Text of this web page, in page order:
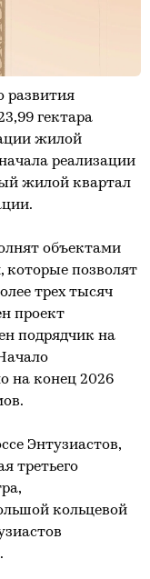
развития
гектара
жилой
реализации
жилой квартал
объектами
которые позволят
трех тысяч
проект
подрядчик на
на конец 2026
Энтузиастов,
третьего
кольцевой